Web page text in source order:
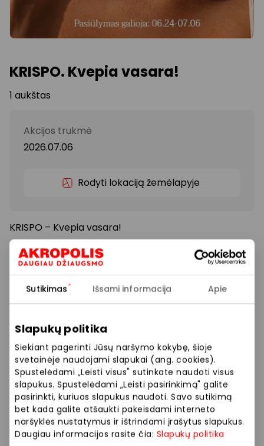
Sutikimas Išsami informacija Apie
Slapukų politika
Siekiant pagerinti Jūsų naršymo kokybę, šioje
svetainėje naudojami slapukai (ang. cookies).
Spustelėdami „Leisti visus" sutinkate naudoti visus
slapukus. Spustelėdami „Leisti pasirinkimą" galite
pasirinkti, kuriuos slapukus naudoti. Savo sutikimą
bet kada galite atšaukti pakeisdami interneto
naršyklės nustatymus ir ištrindami įrašytus slapukus.
Daugiau informacijos rasite čia: Slapukų politika
KRISPO. Kvepia vasara!
1 aukštas
Akcijos trukmė
2026.07.06
Rodyti lokaciją žemėlapyje
KRISPO – Kvepia vasara!
Atrinktiems kvepalams -25% nuolaida.
Pasiūlymas galioja : 06.24-07.06
Prekybos ir pramogų centre „AKROPOLIS“
veikiančios parduotuvės ir paslaugų teikėjai
savarankiškai nustato taikomas nuolaidas, jų
dydžius bei kitas aktualias sąlygas. Stengiamės
kuo tiksliau pateikti aktualią informaciją, tačiau,
jei kyla neatitikimų tarp mūsų tinklalapyje
pateiktos informacijos ir faktinės informacijos
parduotuvėje ar paslaugų teikimo vietoje, visada
vadovaukitės tuo, kas nurodyta konkrečioje